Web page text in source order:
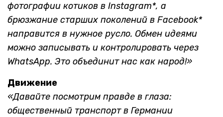
фотографии котиков в Instagram*, а
брюзжание старших поколений в Facebook*
направится в нужное русло. Обмен идеями
можно записывать и контролировать через
WhatsApp. Это объединит нас как народ!»
Движение
«Давайте посмотрим правде в глаза:
общественный транспорт в Германии